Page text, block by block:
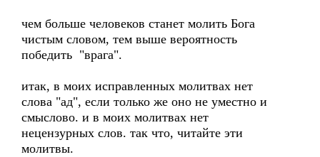
чем больше человеков станет молить Бога
чистым словом, тем выше вероятность
победить "врага".
итак, в моих исправленных молитвах нет
слова "ад", если только же оно не уместно и
смыслово. и в моих молитвах нет
нецензурных слов. так что, читайте эти
молитвы.